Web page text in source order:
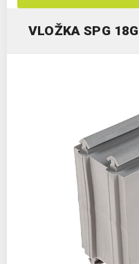
VLOŽKA SPG 18G